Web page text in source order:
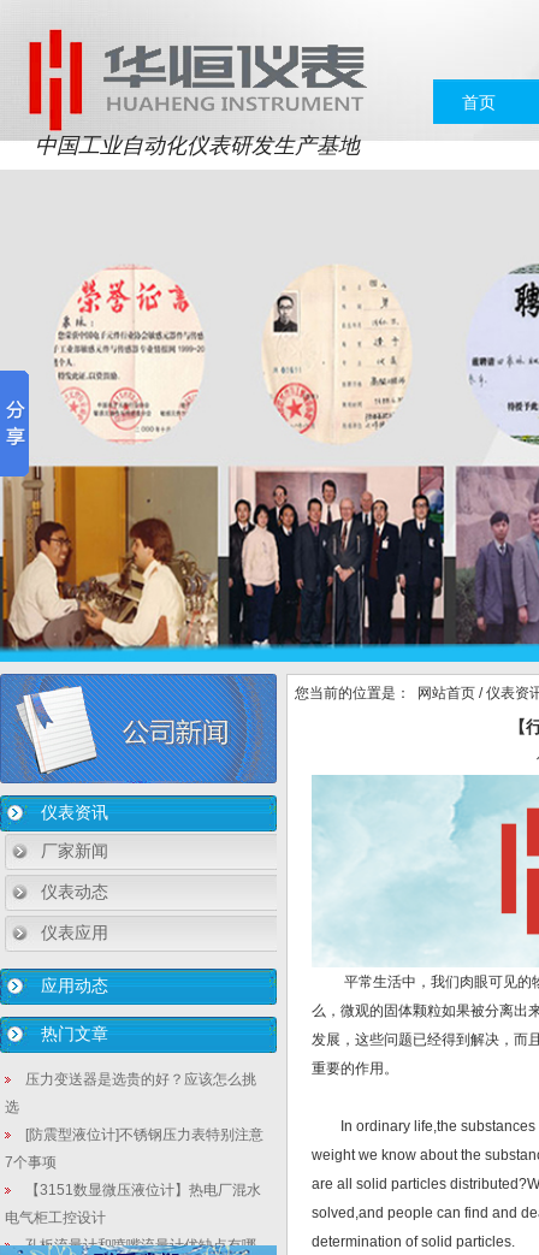
中国工业自动化仪表研发生产基地
首页
仪表资讯
厂家新闻
仪表动态
仪表应用
应用动态
热门文章
压力变送器是选贵的好？应该怎么挑
选
[防震型液位计]不锈钢压力表特别注意
7个事项
【3151数显微压液位计】热电厂混水
电气柜工控设计
孔板流量计和喷嘴流量计优缺点有哪
您当前的位置是： 网站首页 /仪表资
【
平常生活中，我们肉眼可见的物
么，微观的固体颗粒如果被分离出
发展，这些问题已经得到解决，而
重要的作用。
In ordinary life,the substances
weight we know about the
are all solid particles
solved,and people can find and
determination of solid particles.